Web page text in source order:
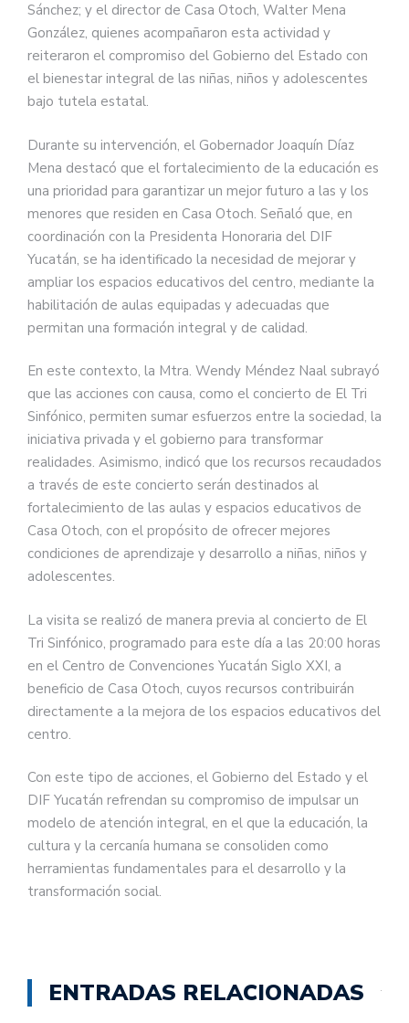
Sánchez; y el director de Casa Otoch, Walter Mena
González, quienes acompañaron esta actividad y
reiteraron el compromiso del Gobierno del Estado con
el bienestar integral de las niñas, niños y adolescentes
bajo tutela estatal.
Durante su intervención, el Gobernador Joaquín Díaz
Mena destacó que el fortalecimiento de la educación es
una prioridad para garantizar un mejor futuro a las y los
menores que residen en Casa Otoch. Señaló que, en
coordinación con la Presidenta Honoraria del DIF
Yucatán, se ha identificado la necesidad de mejorar y
ampliar los espacios educativos del centro, mediante la
habilitación de aulas equipadas y adecuadas que
permitan una formación integral y de calidad.
En este contexto, la Mtra. Wendy Méndez Naal subrayó
que las acciones con causa, como el concierto de El Tri
Sinfónico, permiten sumar esfuerzos entre la sociedad, la
iniciativa privada y el gobierno para transformar
realidades. Asimismo, indicó que los recursos recaudados
a través de este concierto serán destinados al
fortalecimiento de las aulas y espacios educativos de
Casa Otoch, con el propósito de ofrecer mejores
condiciones de aprendizaje y desarrollo a niñas, niños y
adolescentes.
La visita se realizó de manera previa al concierto de El
Tri Sinfónico, programado para este día a las 20:00 horas
en el Centro de Convenciones Yucatán Siglo XXI, a
beneficio de Casa Otoch, cuyos recursos contribuirán
directamente a la mejora de los espacios educativos del
centro.
Con este tipo de acciones, el Gobierno del Estado y el
DIF Yucatán refrendan su compromiso de impulsar un
modelo de atención integral, en el que la educación, la
cultura y la cercanía humana se consoliden como
herramientas fundamentales para el desarrollo y la
transformación social.
ENTRADAS RELACIONADAS